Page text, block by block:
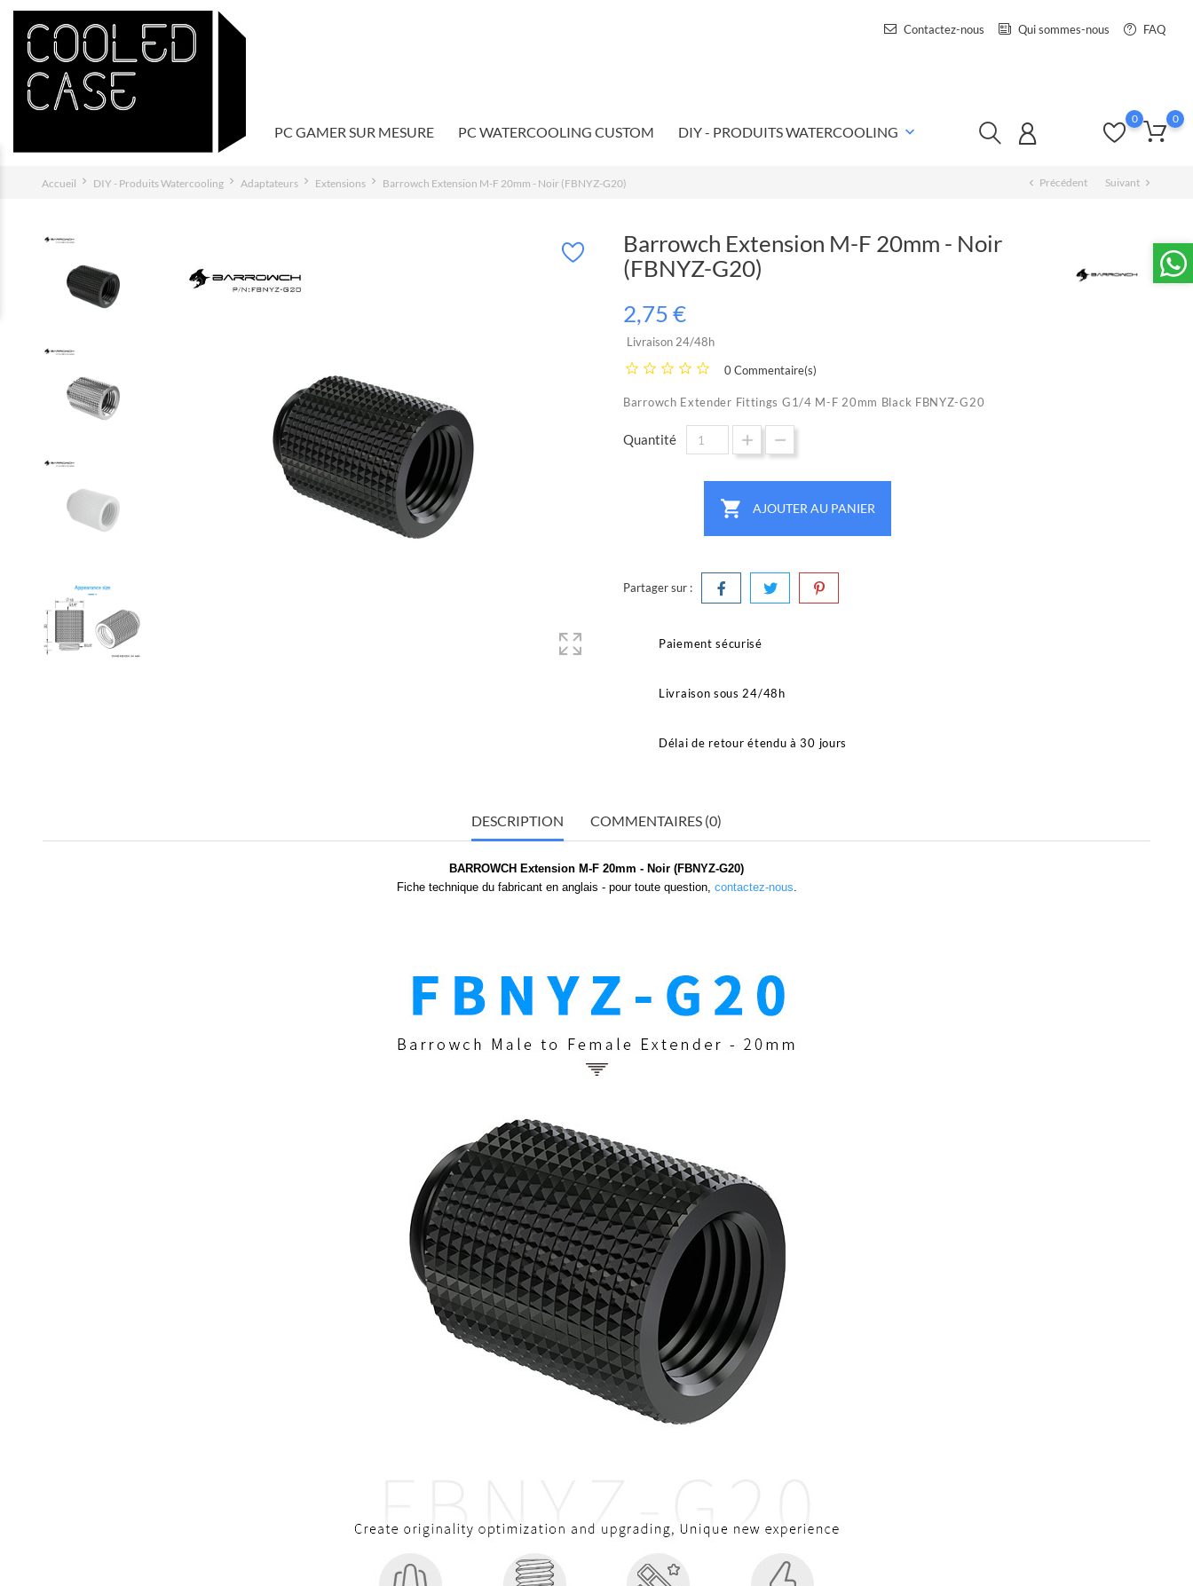
Contactez-nous Qui sommes-nous FAQ
PC GAMER SUR MESURE PC WATERCOOLING CUSTOM DIY - PRODUITS WATERCOOLING keyboard_arrow_down
0
0
Accueil DIY - Produits Watercooling Adaptateurs Extensions Barrowch Extension M-F 20mm - Noir (FBNYZ-G20) chevron_left Précédent Suivant chevron_right
Barrowch Extension M-F 20mm - Noir
(FBNYZ-G20)
2,75 €
Livraison 24/48h
0 Commentaire(s)
Barrowch Extender Fittings G1/4 M-F 20mm Black FBNYZ-G20
Quantité
 AJOUTER AU PANIER
Partager sur :
Paiement sécurisé
Livraison sous 24/48h
Délai de retour étendu à 30 jours
DESCRIPTION COMMENTAIRES (0)
BARROWCH Extension M-F 20mm - Noir (FBNYZ-G20)
Fiche technique du fabricant en anglais - pour toute question, contactez-nous.